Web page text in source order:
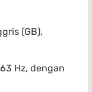
(GB),
Hz, dengan